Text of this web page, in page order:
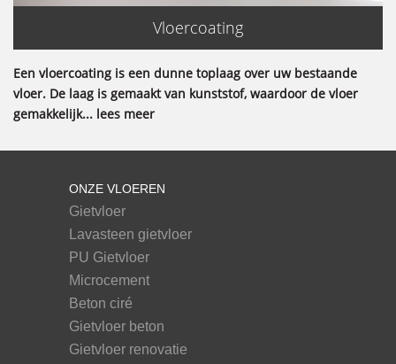
Vloercoating
Een vloercoating is een dunne toplaag over uw bestaande
vloer. De laag is gemaakt van kunststof, waardoor de vloer
gemakkelijk... lees meer
ONZE VLOEREN
Gietvloer
Lavasteen gietvloer
PU Gietvloer
Microcement
Beton ciré
Gietvloer beton
Gietvloer renovatie